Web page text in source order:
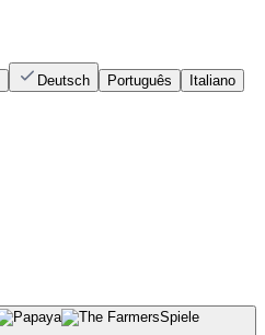
Deutsch Português
Italiano
Spiele